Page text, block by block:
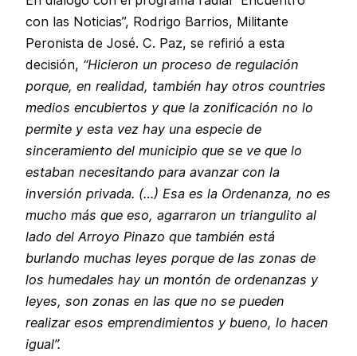
con las Noticias”, Rodrigo Barrios, Militante
Peronista de José. C. Paz, se refirió a esta
decisión, “Hicieron un proceso de regulación
porque, en realidad, también hay otros countries
medios encubiertos y que la zonificación no lo
permite y esta vez hay una especie de
sinceramiento del municipio que se ve que lo
estaban necesitando para avanzar con la
inversión privada. (…) Esa es la Ordenanza, no es
mucho más que eso, agarraron un triangulito al
lado del Arroyo Pinazo que también está
burlando muchas leyes porque de las zonas de
los humedales hay un montón de ordenanzas y
leyes, son zonas en las que no se pueden
realizar esos emprendimientos y bueno, lo hacen
igual”.